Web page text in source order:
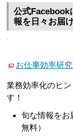
公式Facebook
報を日々お届
お仕事効率研
業務効率化のヒ
す！
旬な情報をお
無料）